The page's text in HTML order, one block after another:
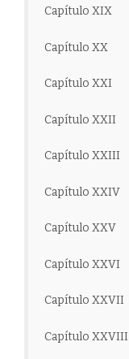
Capítulo XIX
Capítulo XX
Capítulo XXI
Capítulo XXII
Capítulo XXIII
Capítulo XXIV
Capítulo XXV
Capítulo XXVI
Capítulo XXVII
Capítulo XXVIII